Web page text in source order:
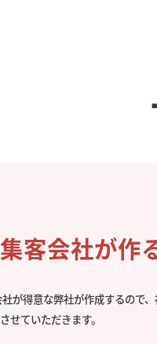
客会社が作
が得意な弊社が作成するので
せていただきます。